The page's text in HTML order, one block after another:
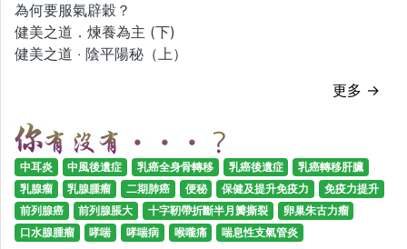
為何要服氣辟穀？
健美之道．煉養為主 (下)
健美之道 ‧ 陰平陽秘（上）
更多 →
中耳炎 中風後遺症 乳癌全身骨轉移 乳癌後遺症
乳癌轉移肝臟
乳腺瘤
乳腺腫瘤 二期肺癌 便秘 保健及提升免疫力
免疫力提升
前列腺癌
前列腺脹大 十字靭帶折斷半月瓣撕裂
卵巢朱古力瘤
口水腺腫瘤
哮喘 哮喘病 喉嚨痛 喘息性支氣管炎